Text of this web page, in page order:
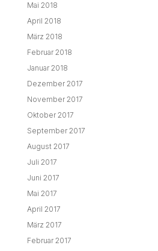
Mai 2018
April 2018
März 2018
Februar 2018
Januar 2018
Dezember 2017
November 2017
Oktober 2017
September 2017
August 2017
Juli 2017
Juni 2017
Mai 2017
April 2017
März 2017
Februar 2017